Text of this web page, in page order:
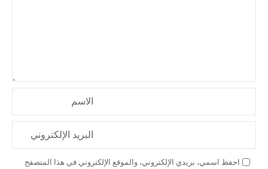
الاسم
البريد الإلكتروني
احفظ اسمي، بريدي الإلكتروني، والموقع الإلكتروني في هذا المتصفح